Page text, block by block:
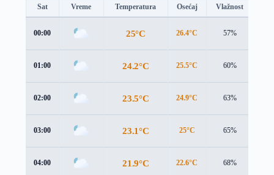
Sat Vreme Temperatura Osećaj Vlažnost
00:00 25°C 26.4°C 57%
01:00 24.2°C 25.5°C 60%
02:00 23.5°C 24.9°C 63%
03:00 23.1°C 25°C 65%
04:00 21.9°C 22.6°C 68%